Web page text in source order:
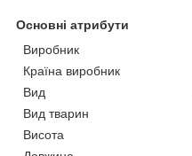
Основні атрибути
Виробник
Країна виробник
Вид
Вид тварин
Висота